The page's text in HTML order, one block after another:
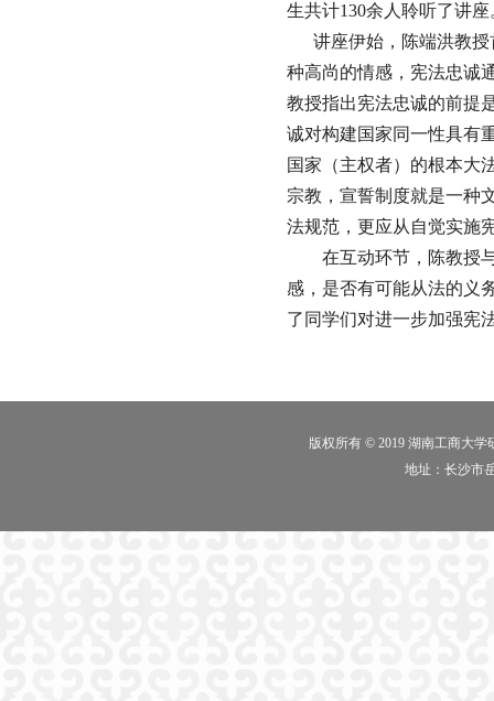
生共计130余人聆听了讲座
讲座伊始，陈端洪教
种高尚的情感，宪法忠诚
教授指出宪法忠诚的前提
诚对构建国家同一性具有
国家（主权者）的根本大
宗教，宣誓制度就是一种
法规范，更应从自觉实施
在互动环节，陈教授
感，是否有可能从法的义
了同学们对进一步加强宪
版权所有 © 2019 湖南工商大学
地址：长沙市